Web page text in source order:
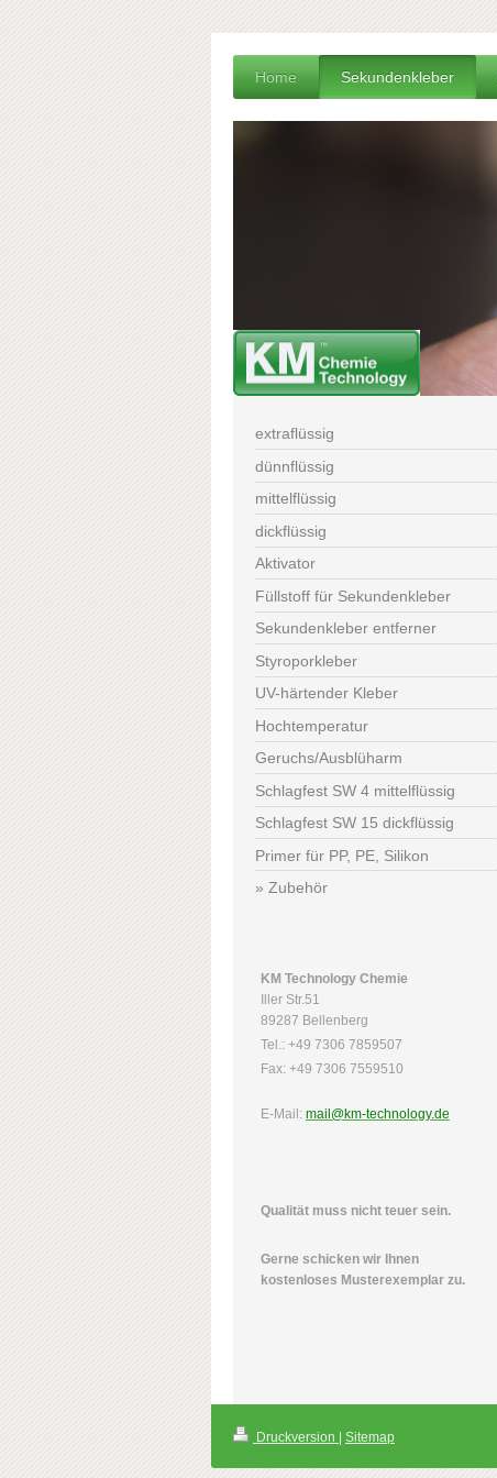
Home Sekundenkleber
extraflüssig
dünnflüssig
mittelflüssig
dickflüssig
Aktivator
Füllstoff für Sekundenkleber
Sekundenkleber entferner
Styroporkleber
UV-härtender Kleber
Hochtemperatur
Geruchs/Ausblüharm
Schlagfest SW 4 mittelflüssig
Schlagfest SW 15 dickflüssig
Primer für PP, PE, Silikon
Zubehör
KM Technology Chemie
Iller Str.51
89287 Bellenberg
Tel.: +49 7306 7859507
Fax: +49 7306 7559510
E-Mail: mail@km-technology.de
Qualität muss nicht teuer sein.
Gerne schicken wir Ihnen
kostenloses Musterexemplar zu.
Druckversion Sitemap